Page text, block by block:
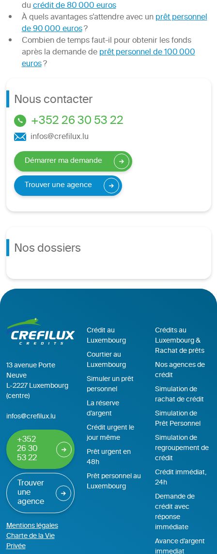
ducrédit de 80 000 euros
À quels avantages s’attendre avec unprêt personnel
de 90 000 euros?
Combien de temps faut-il pour obtenir les fonds
après la demande deprêt personnel de 100 000
euros?
Nous contacter
+352 26 30 53 22
infos@crefilux.lu
Démarrer ma demande
Trouver une agence
Nos dossiers
13 avenue Porte
Neuve
L-2227 Luxembourg
(centre)
infos@crefilux.lu
+352
26 30
53 22
Trouver
une
agence
Mentions légales
Charte de la Vie
Privée
Crédit au
Luxembourg
Courtier au
Luxembourg
Simuler un prêt
personnel
La réserve
d’argent
Crédit urgent le
jour même
Prêt urgent en
48h
Prêt personnel au
Luxembourg
Crédits au
Luxembourg &
Rachat de prêts
Nos agences de
crédit
Simulation de
rachat de crédit
Simulation de
Prêt Personnel
Simulation de
regroupement de
crédit
Crédit immédiat,
24h
Demande de
crédit avec
réponse
immédiate
Avance d’argent